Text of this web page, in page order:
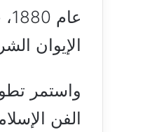
الإيوان
واستمر